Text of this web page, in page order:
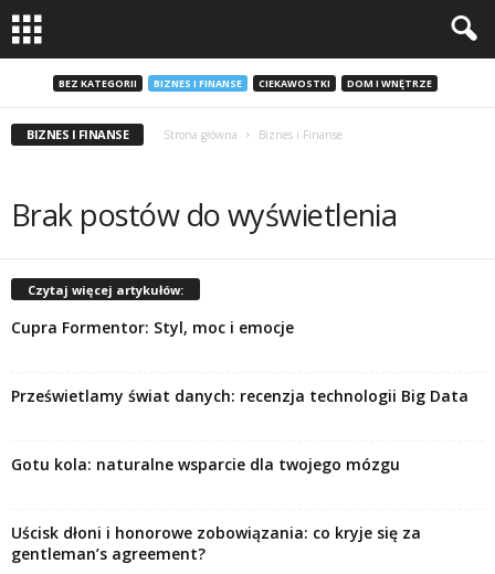
BEZ KATEGORII BIZNES I FINANSE CIEKAWOSTKI DOM I WNĘTRZE
BIZNES I FINANSE Strona główna Biznes i Finanse
Brak postów do wyświetlenia
Czytaj więcej artykułów:
Cupra Formentor: Styl, moc i emocje
Prześwietlamy świat danych: recenzja technologii Big Data
Gotu kola: naturalne wsparcie dla twojego mózgu
Uścisk dłoni i honorowe zobowiązania: co kryje się za
gentleman’s agreement?